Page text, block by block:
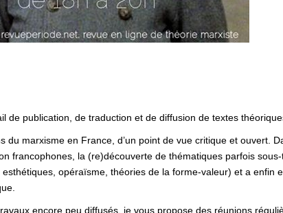
de publication, de traduction et de diffusion de textes
marxisme en France, d’un point de vue critique et ouvert.
francophones, la (re)découverte de thématiques parfois
opéraïsme, théories de la forme-valeur) et a enfin
encore peu diffusés, je vous propose des réunions